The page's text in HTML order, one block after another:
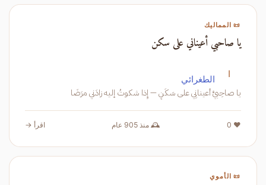
📜 المماليك
يا صاحبي أعيناني على سكن
ا الطغرائي
يا صاحِبيَّ أعينانِي على سَكَنٍ — إِذا شكوتُ إليه زادَني مرَضَا
❤️ 0 🕰️ منذ 905 عام اقرأ →
📜 الأموي